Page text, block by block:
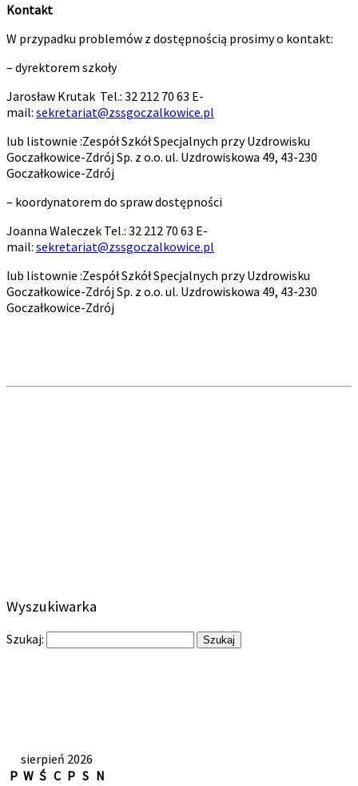
Kontakt
W przypadku problemów z dostępnością prosimy o kontakt:
– dyrektorem szkoły
Jarosław Krutak Tel.: 32 212 70 63 E-
mail: sekretariat@zssgoczalkowice.pl
lub listownie :Zespół Szkół Specjalnych przy Uzdrowisku
Goczałkowice-Zdrój Sp. z o.o. ul. Uzdrowiskowa 49, 43-230
Goczałkowice-Zdrój
– koordynatorem do spraw dostępności
Joanna Waleczek Tel.: 32 212 70 63 E-
mail: sekretariat@zssgoczalkowice.pl
lub listownie :Zespół Szkół Specjalnych przy Uzdrowisku
Goczałkowice-Zdrój Sp. z o.o. ul. Uzdrowiskowa 49, 43-230
Goczałkowice-Zdrój
Wyszukiwarka
Szukaj:
sierpień 2026
P W Ś C P S N